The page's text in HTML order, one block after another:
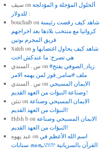
سيف on ألحلول المؤجلة و المؤدلجة
للدولار :
bouchaibon شاهد كيف رقصت رئيسة
كرواتيا مع منتخب بلادها بعد اخراجهم
فريق المجرم بوتين
Saleh on شاهد كيف يحاول اغتصابها و
هي تصرخ: ما عندكش اخت
س . السندي on #زياد_الصوفي يفتح
ملف #سامر_فوز لمن يهمه الامر
س . السندي on الايمان المسيحي
وصناعة النبؤات من العهد القديم!
تنثنon الايمان المسيحي وصناعة
النبؤات من العهد القديم!
Hdsh bon الايمان المسيحي وصناعة
النبؤات من العهد القديم!
عبد يهوه on اسم الله الأعظم في
القرآن بالسريانية יהוה\ܝܗܘܗ سنابات